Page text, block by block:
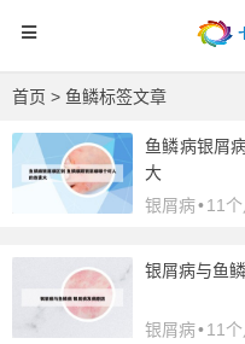
首页 > 鱼鳞标签文章
鱼鳞病银屑
大
银屑病•11
银屑病与鱼
银屑病•11